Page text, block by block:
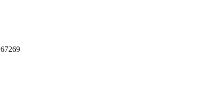
67269